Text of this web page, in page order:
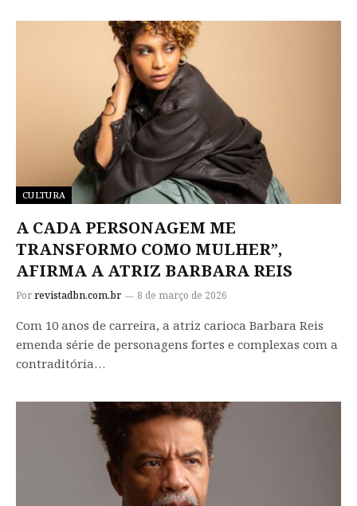
CULTURA
A CADA PERSONAGEM ME
TRANSFORMO COMO MULHER”,
AFIRMA A ATRIZ BARBARA REIS
Porrevistadbn.com.br 8 de março de 2026
Com 10 anos de carreira, a atriz carioca Barbara Reis
emenda série de personagens fortes e complexas com a
contraditória…